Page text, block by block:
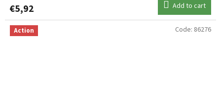
€5,92 Add to cart
Action Code: 86276